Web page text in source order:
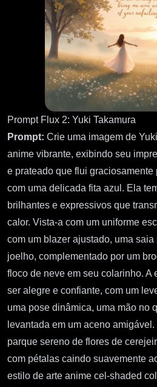
Prompt Flux 2: Yuki Takamura
Prompt: Crie uma imagem de
anime vibrante, exibindo seu
e prateado que flui
com uma delicada fita azul. Ela
brilhantes e expressivos que
calor. Vista-a com um uniforme
com um blazer ajustado, uma
joelho, complementado por um
floco de neve em seu colarinho. A
ser alegre e confiante, com um
uma pose dinâmica, uma mão no
levantada em um aceno
parque sereno de flores de
com pétalas caindo suavemente
estilo de arte anime cel-shaded